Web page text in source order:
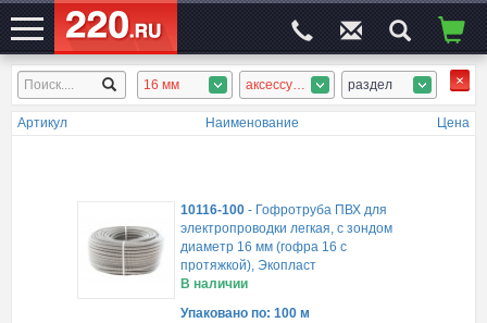
ЭЛЕКТРОСАЙТ№1 16 мм аксессуары, ПВХ гофротруба раздел
Артикул Наименование Цена
10116-100 - Гофротруба ПВХ для
электропроводки легкая, с зондом
диаметр 16 мм (гофра 16 с
протяжкой), Экопласт
В наличии
Упаковано по: 100 м